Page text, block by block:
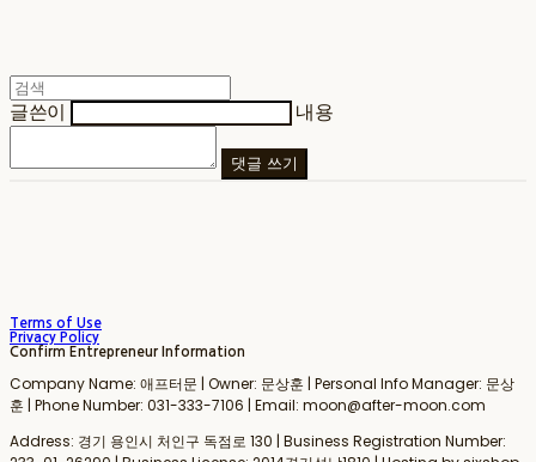
글쓴이 내용
댓글 쓰기
Terms of Use
Privacy Policy
Confirm Entrepreneur Information
Company Name: 애프터문 | Owner: 문상훈 | Personal Info Manager: 문상
훈 | Phone Number: 031-333-7106 | Email: moon@after-moon.com
Address: 경기 용인시 처인구 독점로 130 | Business Registration Number: